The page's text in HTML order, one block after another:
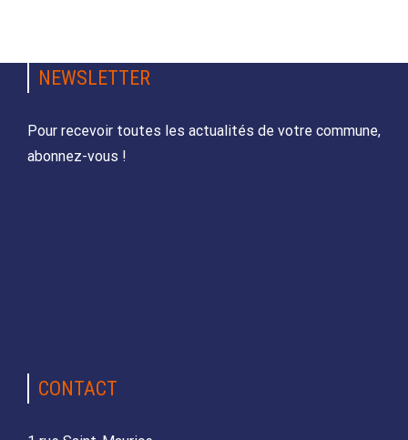
NEWSLETTER
Pour recevoir toutes les actualités de votre commune,
abonnez-vous !
CONTACT